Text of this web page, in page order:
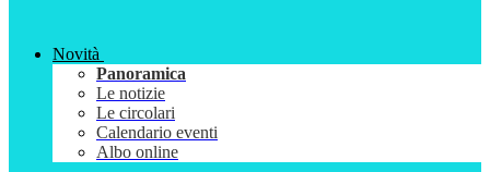
Novità
Panoramica
Le notizie
Le circolari
Calendario eventi
Albo online